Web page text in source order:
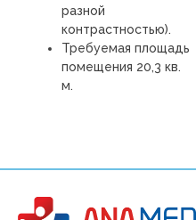
разной
контрастностью).
Требуемая площадь
помещения 20,3 кв.
м.